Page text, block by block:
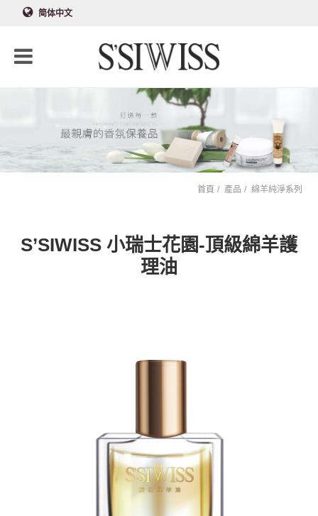
简体中文
首頁 產品 綿羊純淨系列
S’SIWISS 小瑞士花園-頂級綿羊護
理油